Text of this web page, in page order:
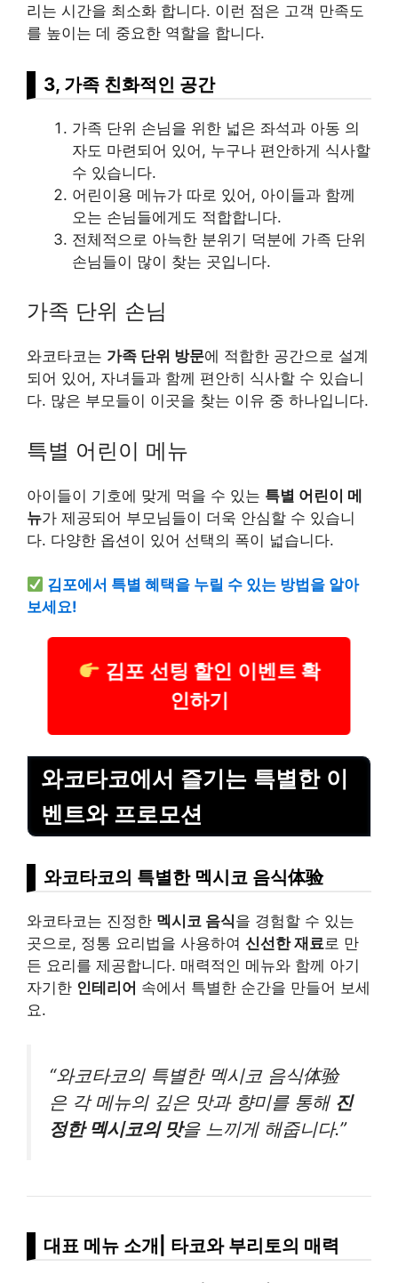
리는 시간을 최소화 합니다. 이런 점은 고객 만족도
를 높이는 데 중요한 역할을 합니다.
3, 가족 친화적인 공간
가족 단위 손님을 위한 넓은 좌석과 아동 의
자도 마련되어 있어, 누구나 편안하게 식사할
수 있습니다.
어린이용 메뉴가 따로 있어, 아이들과 함께
오는 손님들에게도 적합합니다.
전체적으로 아늑한 분위기 덕분에 가족 단위
손님들이 많이 찾는 곳입니다.
가족 단위 손님
와코타코는 가족 단위 방문에 적합한 공간으로 설계
되어 있어, 자녀들과 함께 편안히 식사할 수 있습니
다. 많은 부모들이 이곳을 찾는 이유 중 하나입니다.
특별 어린이 메뉴
아이들이 기호에 맞게 먹을 수 있는 특별 어린이 메
뉴가 제공되어 부모님들이 더욱 안심할 수 있습니
다. 다양한 옵션이 있어 선택의 폭이 넓습니다.
김포에서 특별 혜택을 누릴 수 있는 방법을 알아
보세요!
김포 선팅 할인 이벤트 확
인하기
와코타코에서 즐기는 특별한 이
벤트와 프로모션
와코타코의 특별한 멕시코 음식体验
와코타코는 진정한 멕시코 음식을 경험할 수 있는
곳으로, 정통 요리법을 사용하여 신선한 재료로 만
든 요리를 제공합니다. 매력적인 메뉴와 함께 아기
자기한 인테리어 속에서 특별한 순간을 만들어 보세
요.
“와코타코의 특별한 멕시코 음식体验
은 각 메뉴의 깊은 맛과 향미를 통해 진
정한 멕시코의 맛을 느끼게 해줍니다.”
대표 메뉴 소개| 타코와 부리토의 매력